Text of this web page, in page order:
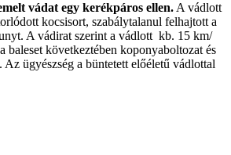
vádat egy kerékpáros ellen. A vádlott
kocsisort, szabálytalanul felhajtott a
A vádirat szerint a vádlott kb. 15 km/
baleset következtében koponyaboltozat és
ügyészség a büntetett előéletű vádlottal